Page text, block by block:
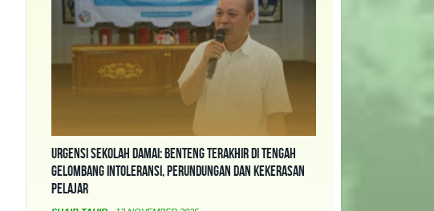
Urgensi Sekolah Damai: Benteng Terakhir di Tengah
Gelombang Intoleransi, Perundungan dan Kekerasan
Pelajar